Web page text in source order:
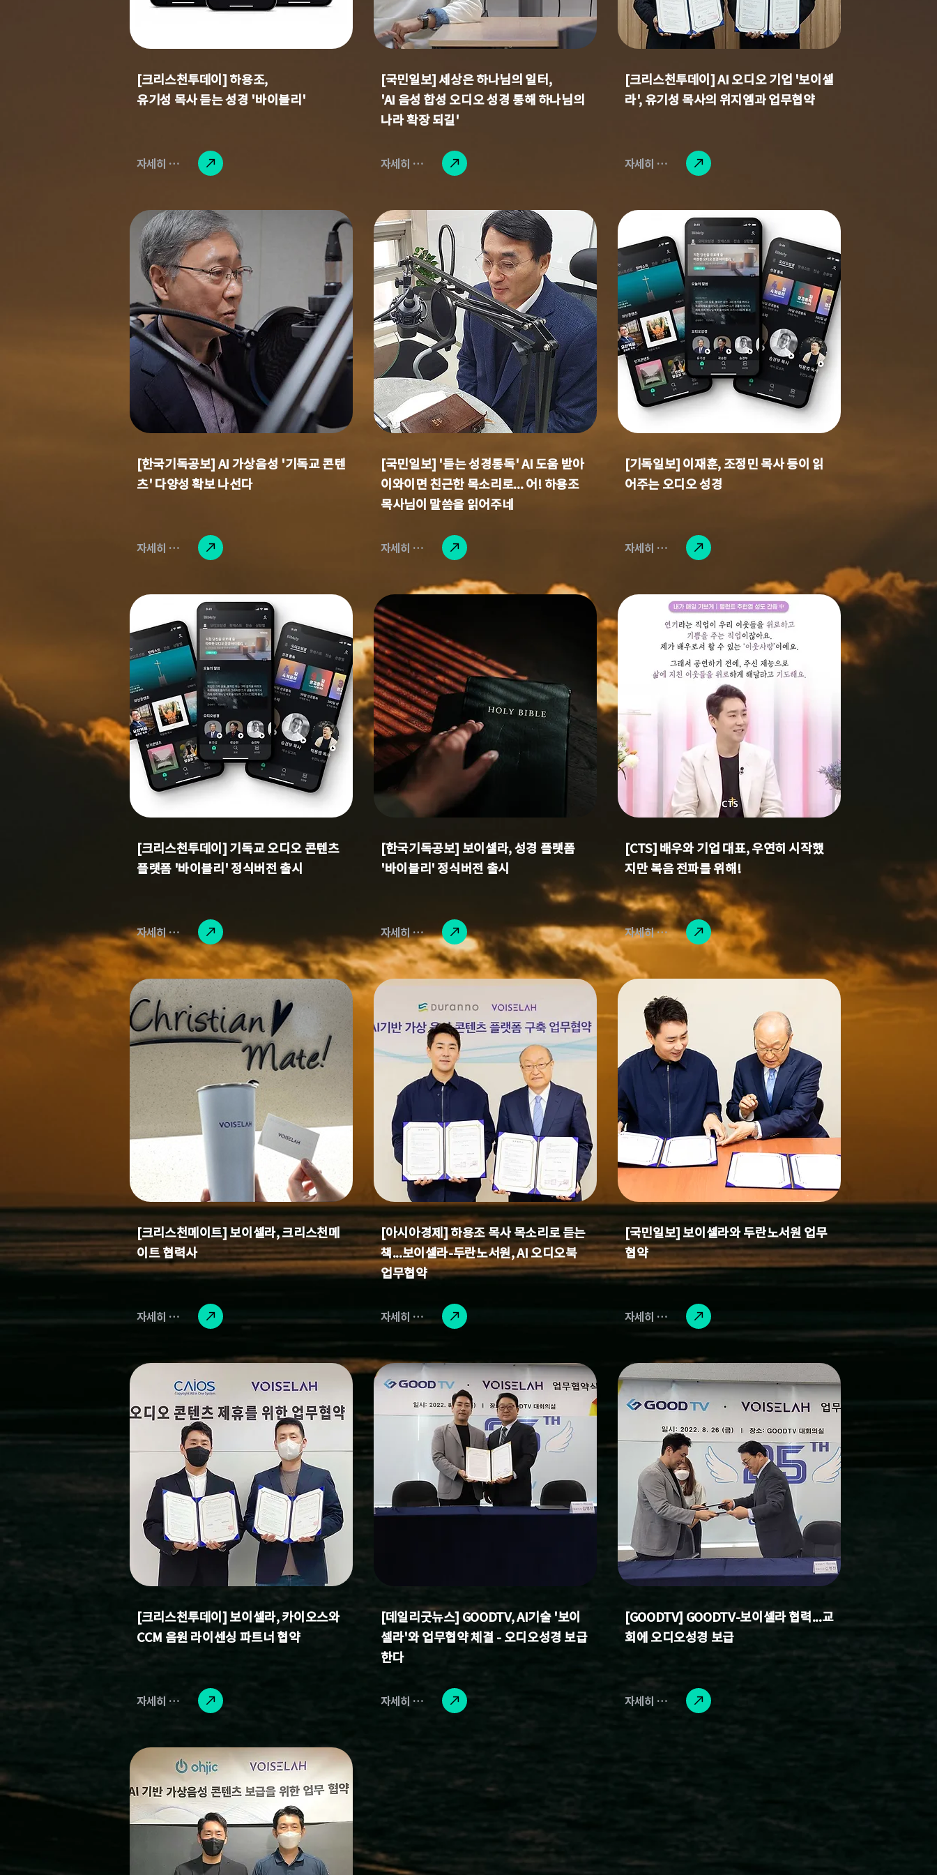
[크리스천투데이] 하용조,
유기성 목사 듣는 성경 '바이블리'
자세히 읽기
[한국기독공보] AI 가상음성 '기독교 콘텐
츠' 다양성 확보 나선다
자세히 읽기
[크리스천투데이] 기독교 오디오 콘텐츠
플랫폼 '바이블리' 정식버전 출시
자세히 읽기
[크리스천메이트] 보이셀라, 크리스천메
이트 협력사
자세히 읽기
[크리스천투데이] 보이셀라, 카이오스와
CCM 음원 라이센싱 파트너 협약
자세히 읽기
​[국민일보] 세상은 하나님의 일터,
'AI 음성 합성 오디오 성경 통해 하나님의
나라 확장 되길'
자세히 읽기
[국민일보] '듣는 성경통독' AI 도움 받아
이와이면 친근한 목소리로... 어! 하용조
목사님이 말씀을 읽어주네
자세히 읽기
[한국기독공보] 보이셀라, 성경 플랫폼
'바이블리' 정식버전 출시
자세히 읽기
[아시아경제] 하용조 목사 목소리로 듣는
책...보이셀라-두란노서원, AI 오디오북
업무협약
자세히 읽기
[데일리굿뉴스] GOODTV, AI기술 '보이
셀라'와 업무협약 체결 - 오디오성경 보급
한다
자세히 읽기
[크리스천투데이] AI 오디오 기업 '보이셀
라', 유기성 목사의 위지엠과 업무협약
자세히 읽기
[기독일보] 이재훈, 조정민 목사 등이 읽
어주는 오디오 성경
자세히 읽기
[CTS] 배우와 기업 대표, 우연히 시작했
지만 복음 전파를 위해!
자세히 읽기
[국민일보] 보이셀라와 두란노서원 업무
협약
자세히 읽기
[GOODTV] GOODTV-보이셀라 협력...교
회에 오디오성경 보급
자세히 읽기